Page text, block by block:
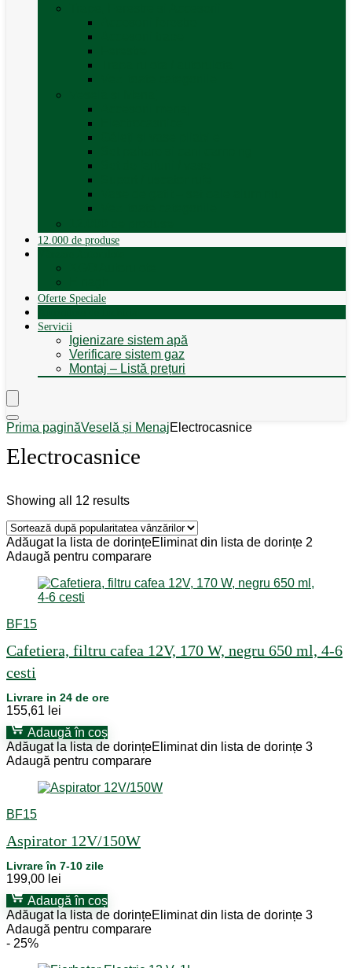
12.000 de produse
Oferte Speciale
Servicii
Igienizare sistem apă
Verificare sistem gaz
Montaj – Listă prețuri
Prima paginăVeselă și MenajElectrocasnice
Electrocasnice
Showing all 12 resultsSorted
popularity
Adăugat la lista de dorințeEliminat din lista de dorințe 2
Adaugă pentru comparare
BF15
Cafetiera, filtru cafea 12V, 170 W, negru 650 ml, 4-6
cesti
Livrare in 24 de ore
155,61 lei
Adaugă în coș
Adăugat la lista de dorințeEliminat din lista de dorințe 3
Adaugă pentru comparare
BF15
Aspirator 12V/150W
Livrare în 7-10 zile
199,00 lei
Adaugă în coș
Adăugat la lista de dorințeEliminat din lista de dorințe 3
Adaugă pentru comparare
- 25%